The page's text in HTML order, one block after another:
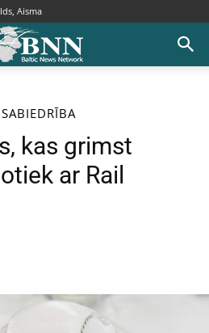
Aisma
SABIEDRĪBA
kas grimst
ar Rail